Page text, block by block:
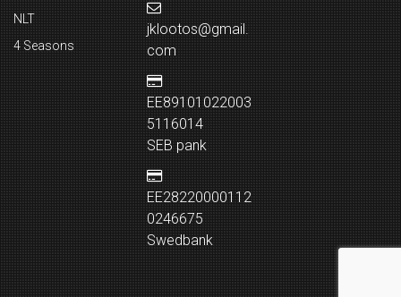
NLT
4 Seasons
jklootos@gmail.
com
EE89101022003
5116014
SEB pank
EE28220000112
0246675
Swedbank